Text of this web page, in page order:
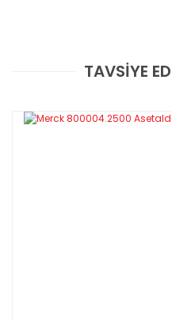
Bu ürüne ilk
TAVSİYE